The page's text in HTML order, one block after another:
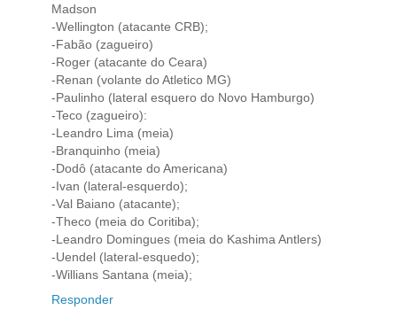
Madson
-Wellington (atacante CRB);
-Fabão (zagueiro)
-Roger (atacante do Ceara)
-Renan (volante do Atletico MG)
-Paulinho (lateral esquero do Novo Hamburgo)
-Teco (zagueiro):
-Leandro Lima (meia)
-Branquinho (meia)
-Dodô (atacante do Americana)
-Ivan (lateral-esquerdo);
-Val Baiano (atacante);
-Theco (meia do Coritiba);
-Leandro Domingues (meia do Kashima Antlers)
-Uendel (lateral-esquedo);
-Willians Santana (meia);
Responder